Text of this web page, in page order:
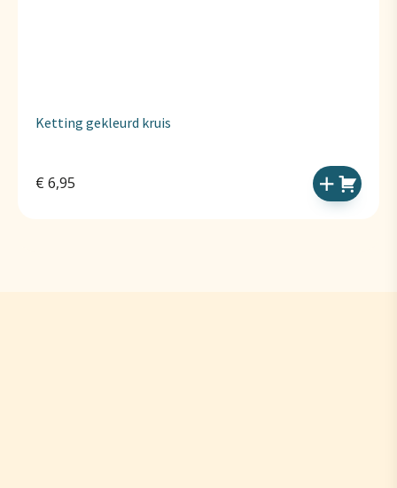
Ketting gekleurd kruis
€ 6,95